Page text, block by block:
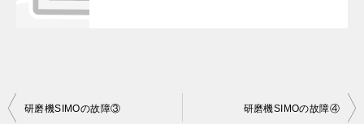
投
研磨機SIMOの故障③ 研磨機SIMOの故障④